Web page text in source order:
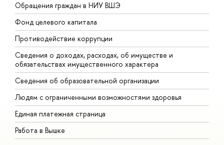
Обращения граждан в НИУ ВШЭ
Фонд целевого капитала
Противодействие коррупции
Сведения о доходах, расходах, об имуществе и
обязательствах имущественного характера
Сведения об образовательной организации
Людям с ограниченными возможностями здоровья
Единая платежная страница
Работа в Вышке